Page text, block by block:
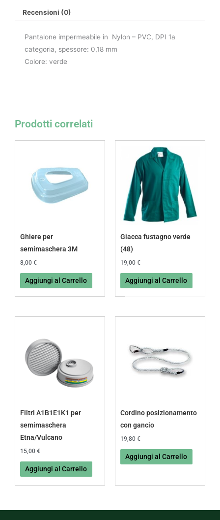
Recensioni (0)
Pantalone impermeabile in Nylon – PVC, DPI 1a
categoria, spessore: 0,18 mm
Colore: verde
Prodotti correlati
Ghiere per
semimaschera 3M
8,00 €
Aggiungi al Carrello
Giacca fustagno verde
(48)
19,00 €
Aggiungi al Carrello
Filtri A1B1E1K1 per
semimaschera
Etna/Vulcano
15,00 €
Aggiungi al Carrello
Cordino posizionamento
con gancio
19,80 €
Aggiungi al Carrello